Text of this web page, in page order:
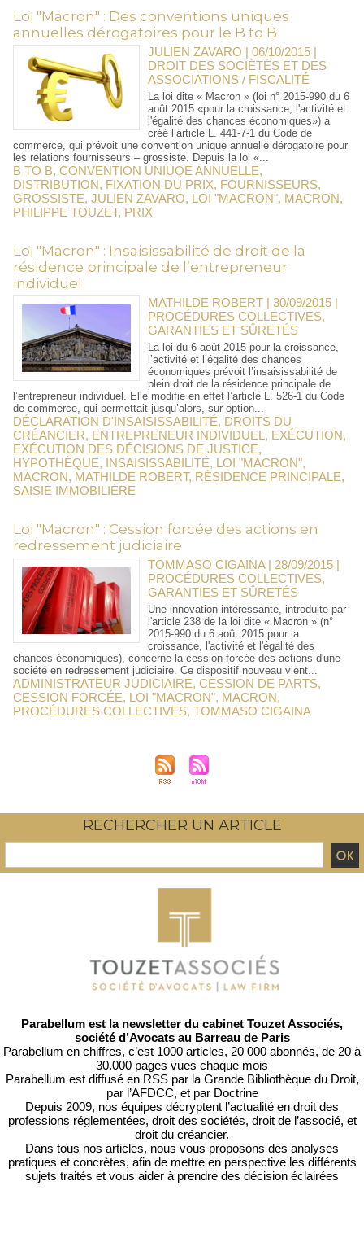
Loi "Macron" : Des conventions uniques
annuelles dérogatoires pour le B to B
JULIEN ZAVARO | 06/10/2015 |
DROIT DES SOCIÉTÉS ET DES
ASSOCIATIONS / FISCALITÉ
La loi dite « Macron » (loi n° 2015-990 du 6
août 2015 «pour la croissance, l'activité et
l'égalité des chances économiques») a
créé l’article L. 441-7-1 du Code de
commerce, qui prévoit une convention unique annuelle dérogatoire pour
les relations fournisseurs – grossiste. Depuis la loi «...
B TO B, CONVENTION UNIUQE ANNUELLE,
DISTRIBUTION, FIXATION DU PRIX, FOURNISSEURS,
GROSSISTE, JULIEN ZAVARO, LOI "MACRON", MACRON,
PHILIPPE TOUZET, PRIX
Loi "Macron" : Insaisissabilité de droit de la
résidence principale de l’entrepreneur
individuel
MATHILDE ROBERT | 30/09/2015 |
PROCÉDURES COLLECTIVES,
GARANTIES ET SÛRETÉS
La loi du 6 août 2015 pour la croissance,
l’activité et l’égalité des chances
économiques prévoit l’insaisissabilité de
plein droit de la résidence principale de
l’entrepreneur individuel. Elle modifie en effet l’article L. 526-1 du Code
de commerce, qui permettait jusqu’alors, sur option...
DÉCLARATION D'INSAISISSABILITÉ, DROITS DU
CRÉANCIER, ENTREPRENEUR INDIVIDUEL , EXÉCUTION,
EXÉCUTION DES DÉCISIONS DE JUSTICE,
HYPOTHÈQUE, INSAISISSABILITÉ, LOI "MACRON",
MACRON, MATHILDE ROBERT, RÉSIDENCE PRINCIPALE,
SAISIE IMMOBILIÈRE
Loi "Macron" : Cession forcée des actions en
redressement judiciaire
TOMMASO CIGAINA | 28/09/2015 |
PROCÉDURES COLLECTIVES,
GARANTIES ET SÛRETÉS
Une innovation intéressante, introduite par
l'article 238 de la loi dite « Macron » (n°
2015-990 du 6 août 2015 pour la
croissance, l'activité et l'égalité des
chances économiques), concerne la cession forcée des actions d'une
société en redressement judiciaire. Ce dispositif nouveau vient...
ADMINISTRATEUR JUDICIAIRE, CESSION DE PARTS,
CESSION FORCÉE, LOI "MACRON", MACRON,
PROCÉDURES COLLECTIVES, TOMMASO CIGAINA
RECHERCHER UN ARTICLE
Parabellum est la newsletter du cabinet Touzet Associés,
société d’Avocats au Barreau de Paris
Parabellum en chiffres, c’est 1000 articles, 20 000 abonnés, de 20 à
30.000 pages vues chaque mois
Parabellum est diffusé en RSS par la Grande Bibliothèque du Droit,
par l’AFDCC, et par Doctrine
Depuis 2009, nos équipes décryptent l’actualité en droit des
professions réglementées, droit des sociétés, droit de l’associé, et
droit du créancier.
Dans tous nos articles, nous vous proposons des analyses
pratiques et concrètes, afin de mettre en perspective les différents
sujets traités et vous aider à prendre des décision éclairées